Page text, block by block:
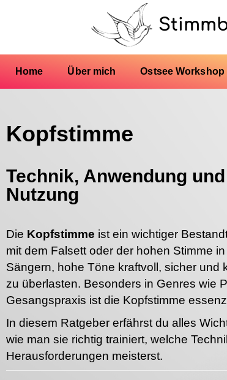
Home Über mich Ostsee Workshop
Kopfstimme
Technik, Anwendung
Nutzung
Die Kopfstimme ist ein wichtiger
mit dem Falsett oder der hohen Stimme
Sängern, hohe Töne kraftvoll, sicher
zu überlasten. Besonders in Genres wie
Gesangspraxis ist die Kopfstimme
In diesem Ratgeber erfährst du alles
wie man sie richtig trainiert, welche
Herausforderungen meisterst.